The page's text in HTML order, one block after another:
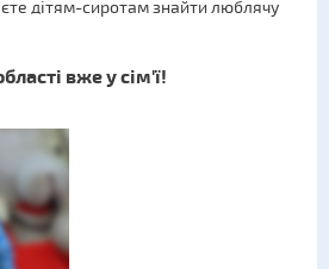
дітям-сиротам знайти люблячу
вже у сім'ї!